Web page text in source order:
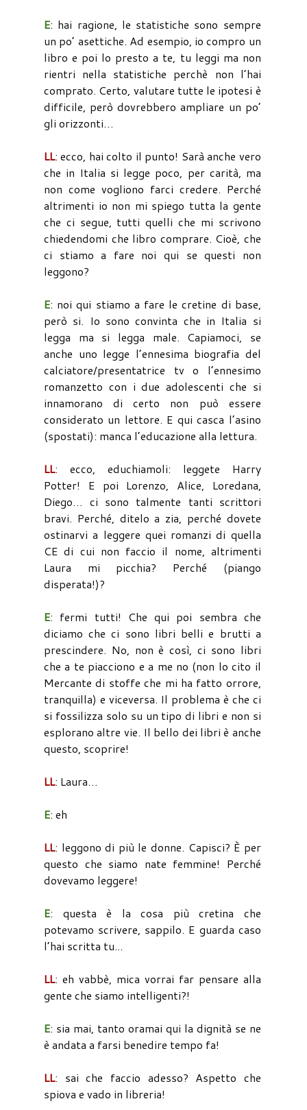
E: hai ragione, le statistiche sono sempre
un po’ asettiche. Ad esempio, io compro un
libro e poi lo presto a te, tu leggi ma non
rientri nella statistiche perchè non l’hai
comprato. Certo, valutare tutte le ipotesi è
difficile, però dovrebbero ampliare un po’
gli orizzonti…
LL: ecco, hai colto il punto! Sarà anche vero
che in Italia si legge poco, per carità, ma
non come vogliono farci credere. Perché
altrimenti io non mi spiego tutta la gente
che ci segue, tutti quelli che mi scrivono
chiedendomi che libro comprare. Cioè, che
ci stiamo a fare noi qui se questi non
leggono?
E: noi qui stiamo a fare le cretine di base,
però si. Io sono convinta che in Italia si
legga ma si legga male. Capiamoci, se
anche uno legge l’ennesima biografia del
calciatore/presentatrice tv o l’ennesimo
romanzetto con i due adolescenti che si
innamorano di certo non può essere
considerato un lettore. E qui casca l’asino
(spostati): manca l’educazione alla lettura.
LL: ecco, educhiamoli: leggete Harry
Potter! E poi Lorenzo, Alice, Loredana,
Diego… ci sono talmente tanti scrittori
bravi. Perché, ditelo a zia, perché dovete
ostinarvi a leggere quei romanzi di quella
CE di cui non faccio il nome, altrimenti
Laura mi picchia? Perché (piango
disperata!)?
E: fermi tutti! Che qui poi sembra che
diciamo che ci sono libri belli e brutti a
prescindere. No, non è così, ci sono libri
che a te piacciono e a me no (non lo cito il
Mercante di stoffe che mi ha fatto orrore,
tranquilla) e viceversa. Il problema è che ci
si fossilizza solo su un tipo di libri e non si
esplorano altre vie. Il bello dei libri è anche
questo, scoprire!
LL: Laura…
E: eh
LL: leggono di più le donne. Capisci? È per
questo che siamo nate femmine! Perché
dovevamo leggere!
E: questa è la cosa più cretina che
potevamo scrivere, sappilo. E guarda caso
l’hai scritta tu...
LL: eh vabbè, mica vorrai far pensare alla
gente che siamo intelligenti?!
E: sia mai, tanto oramai qui la dignità se ne
è andata a farsi benedire tempo fa!
LL: sai che faccio adesso? Aspetto che
spiova e vado in libreria!